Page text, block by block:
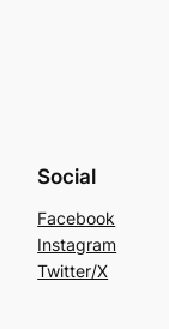
Social
Facebook
Instagram
Twitter/X